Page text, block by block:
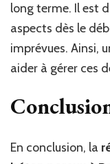
long terme. Il est
aspects dès le
imprévues. Ainsi,
aider à gérer ces
En conclusion, la